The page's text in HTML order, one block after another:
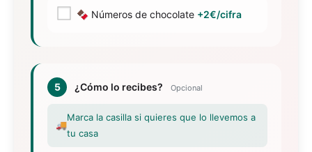
🍫 Números de chocolate +2€/cifra
5 ¿Cómo lo recibes? Opcional
🚚
Marca la casilla si quieres que lo llevemos a
tu casa